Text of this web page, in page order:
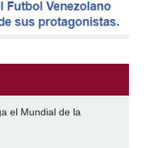
el Mundial de la